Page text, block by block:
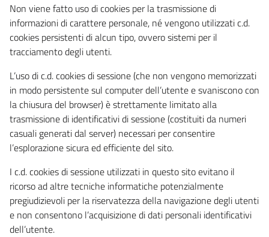
Non viene fatto uso di cookies per la trasmissione di
informazioni di carattere personale, né vengono utilizzati c.d.
cookies persistenti di alcun tipo, ovvero sistemi per il
tracciamento degli utenti.
L’uso di c.d. cookies di sessione (che non vengono memorizzati
in modo persistente sul computer dell’utente e svaniscono con
la chiusura del browser) è strettamente limitato alla
trasmissione di identificativi di sessione (costituiti da numeri
casuali generati dal server) necessari per consentire
l’esplorazione sicura ed efficiente del sito.
I c.d. cookies di sessione utilizzati in questo sito evitano il
ricorso ad altre tecniche informatiche potenzialmente
pregiudizievoli per la riservatezza della navigazione degli utenti
e non consentono l’acquisizione di dati personali identificativi
dell’utente.